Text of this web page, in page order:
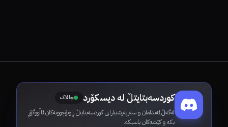
کوردسەبتایتڵ لە دیسکۆرد چالاک
لەگەڵ ئەندامان و سەرپەرشتیارانی کوردسەبتایتڵ ڕاوبۆچوونەکان ئاڵووگۆڕ
بکە و کێشەکان باسبکە.